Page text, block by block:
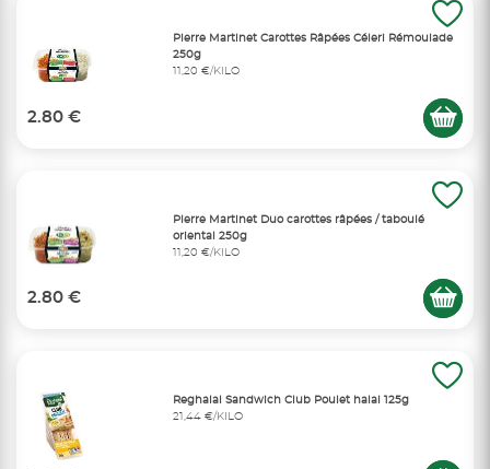
Pierre Martinet Carottes Râpées Céleri Rémoulade
250g
11,20 €/KILO
2.80 €
Pierre Martinet Duo carottes râpées / taboulé
oriental 250g
11,20 €/KILO
2.80 €
Reghalal Sandwich Club Poulet halal 125g
21,44 €/KILO